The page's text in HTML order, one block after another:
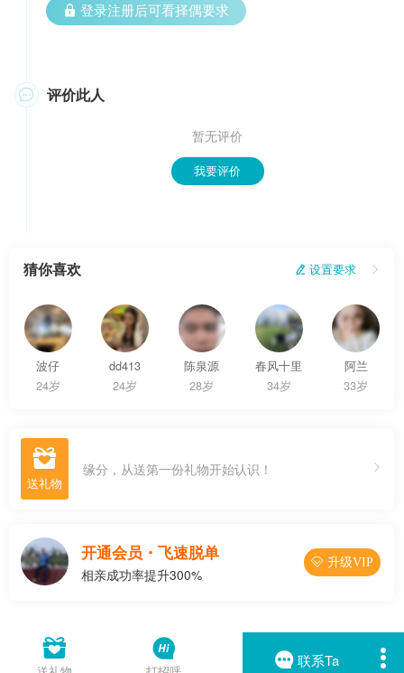
 登录注册后可看择偶要求
 评价此人
暂无评价
我要评价
猜你喜欢  设置要求 
波仔
24岁
dd413
24岁
陈泉源
28岁
春风十里
34岁
阿兰
33岁
 缘分，从送第一份礼物开始认识！
开通会员・飞速脱单
相亲成功率提升300%
 升级VIP
 
联系Ta 